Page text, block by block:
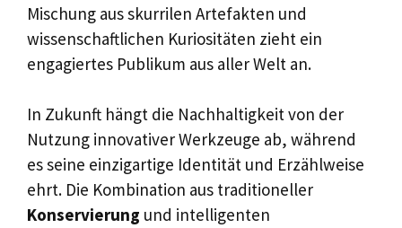
Mischung aus skurrilen Artefakten und
wissenschaftlichen Kuriositäten zieht ein
engagiertes Publikum aus aller Welt an.
In Zukunft hängt die Nachhaltigkeit von der
Nutzung innovativer Werkzeuge ab, während
es seine einzigartige Identität und Erzählweise
ehrt. Die Kombination aus traditioneller
Konservierung und intelligenten